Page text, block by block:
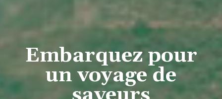
Embarquez pour
un voyage de